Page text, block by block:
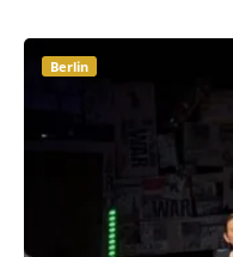
Berlin